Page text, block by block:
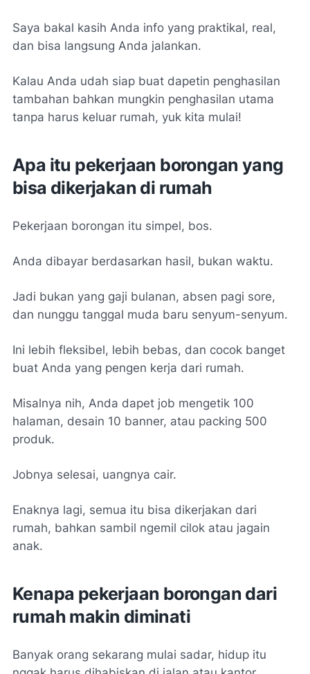
Saya bakal kasih Anda info yang praktikal, real,
dan bisa langsung Anda jalankan.
Kalau Anda udah siap buat dapetin penghasilan
tambahan bahkan mungkin penghasilan utama
tanpa harus keluar rumah, yuk kita mulai!
Apa itu pekerjaan borongan yang
bisa dikerjakan di rumah
Pekerjaan borongan itu simpel, bos.
Anda dibayar berdasarkan hasil, bukan waktu.
Jadi bukan yang gaji bulanan, absen pagi sore,
dan nunggu tanggal muda baru senyum-senyum.
Ini lebih fleksibel, lebih bebas, dan cocok banget
buat Anda yang pengen kerja dari rumah.
Misalnya nih, Anda dapet job mengetik 100
halaman, desain 10 banner, atau packing 500
produk.
Jobnya selesai, uangnya cair.
Enaknya lagi, semua itu bisa dikerjakan dari
rumah, bahkan sambil ngemil cilok atau jagain
anak.
Kenapa pekerjaan borongan dari
rumah makin diminati
Banyak orang sekarang mulai sadar, hidup itu